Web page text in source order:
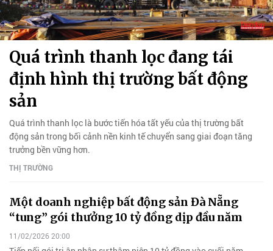
Quá trình thanh lọc đang tái
định hình thị trường bất động
sản
Quá trình thanh lọc là bước tiến hóa tất yếu của thị trường bất
động sản trong bối cảnh nền kinh tế chuyển sang giai đoạn tăng
trưởng bền vững hơn.
THỊ TRƯỜNG
Một doanh nghiệp bất động sản Đà Nẵng
“tung” gói thưởng 10 tỷ đồng dịp đầu năm
11/02/2026 20:00